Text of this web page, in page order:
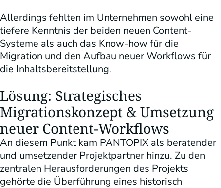
Allerdings fehlten im Unternehmen sowohl eine
tiefere Kenntnis der beiden neuen Content-
Systeme als auch das Know-how für die
Migration und den Aufbau neuer Workflows für
die Inhaltsbereitstellung.
Lösung: Strategisches
Migrationskonzept & Umsetzung
neuer Content-Workflows
An diesem Punkt kam PANTOPIX als beratender
und umsetzender Projektpartner hinzu. Zu den
zentralen Herausforderungen des Projekts
gehörte die Überführung eines historisch